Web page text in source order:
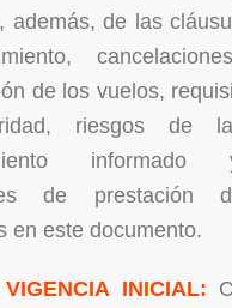
además, de las
de los vuelos,
riesgos de
de prestación
en este documento.
INICIAL: